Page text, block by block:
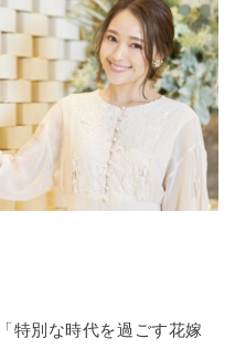
特別な時代を過ごす花嫁